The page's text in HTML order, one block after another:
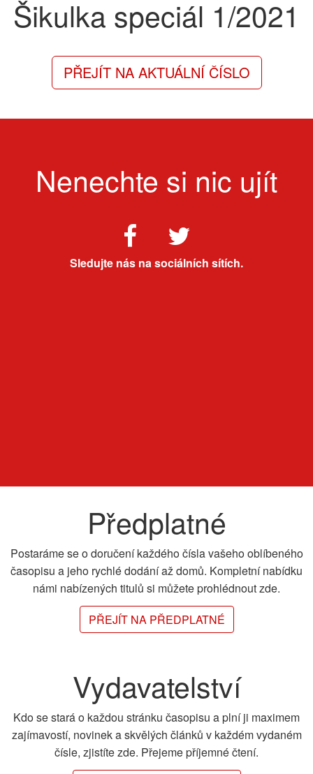
Šikulka speciál 1/2021
PŘEJÍT NA AKTUÁLNÍ ČÍSLO
Nenechte si nic ujít
Sledujte nás na sociálních sítích.
Předplatné
Postaráme se o doručení každého čísla vašeho oblíbeného
časopisu a jeho rychlé dodání až domů. Kompletní nabídku
námi nabízených titulů si můžete prohlédnout zde.
PŘEJÍT NA PŘEDPLATNÉ
Vydavatelství
Kdo se stará o každou stránku časopisu a plní ji maximem
zajímavostí, novinek a skvělých článků v každém vydaném
čísle, zjistíte zde. Přejeme příjemné čtení.